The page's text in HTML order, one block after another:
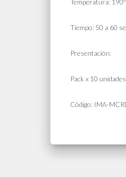
Temperatura:
Tiempo: 50 a 60
Presentación:
Pack x 10 unidades
Código: IMA-